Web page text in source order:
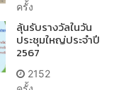
ครั้ง
ลุ้นรับรางวัลในวัน
ประชุมใหญ่ประจำปี
2567
2152